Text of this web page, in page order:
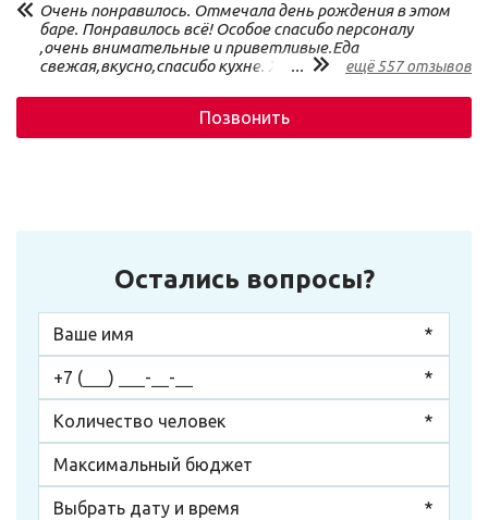
Очень понравилось. Отмечала день рождения в этом
баре. Понравилось всё! Особое спасибо персоналу
,очень внимательные и приветливые.Еда
свежая,вкусно,спасибо кухне. Ждите ещё)
... ещё 557 отзывов
Позвонить
Остались вопросы?